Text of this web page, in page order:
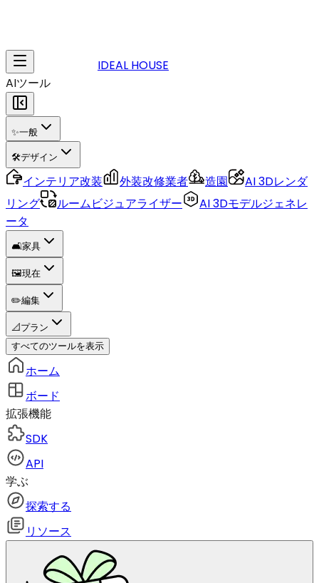
IDEAL HOUSE
AIツール
✨一般
🛠️デザイン
インテリア改装 外装改修業者 造園
AI 3Dレンダ
リング
ルームビジュアライザー
AI 3Dモデルジェネレ
ータ
🛋️家具
🖼️現在
✏️編集
📐 プラン
すべてのツールを表示
ホーム
ボード
拡張機能
SDK
API
学ぶ
探索する
リソース